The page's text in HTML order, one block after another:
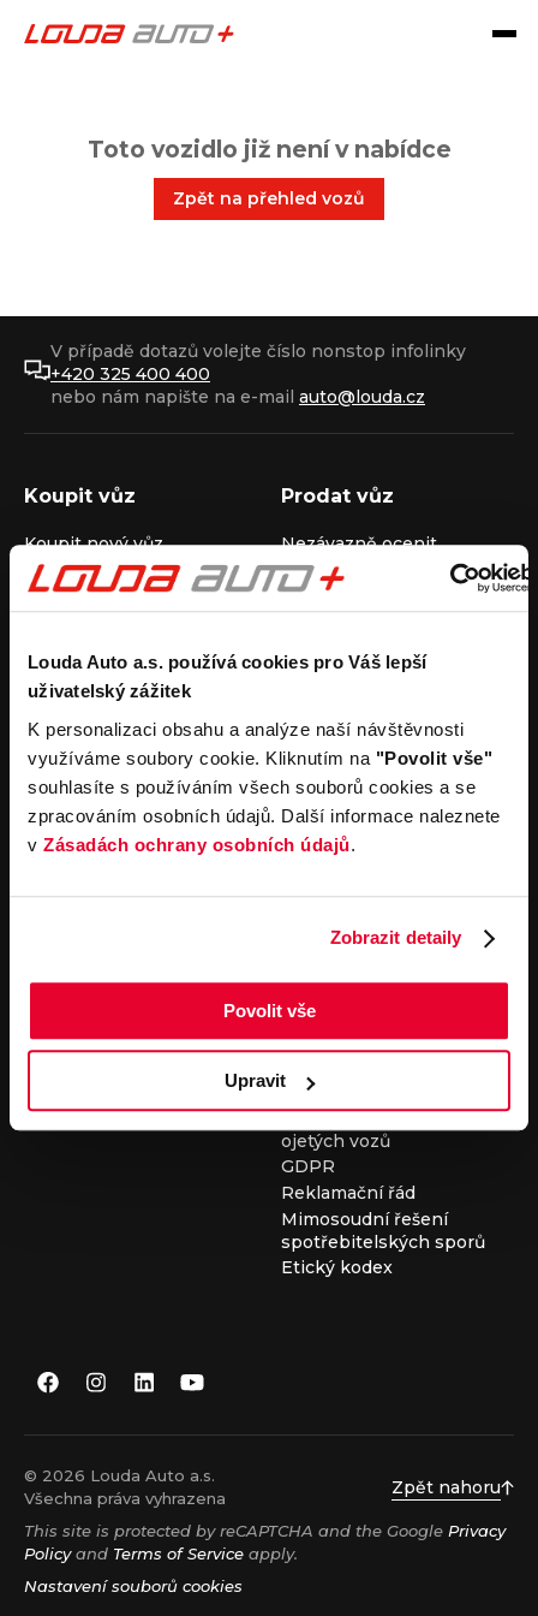
Louda Auto a.s. používá cookies pro Váš lepší
uživatelský zážitek
K personalizaci obsahu a analýze naší návštěvnosti
využíváme soubory cookie. Kliknutím na "Povolit vše"
souhlasíte s používáním všech souborů cookies a se
zpracováním osobních údajů. Další informace naleznete
v Zásadách ochrany osobních údajů.
Zobrazit detaily
Povolit vše
Upravit
Toto vozidlo již není v nabídce
Zpět na přehled vozů
V případě dotazů volejte číslo nonstop infolinky
+420 325 400 400
nebo nám napište na e-mail auto@louda.cz
Koupit vůz
Koupit nový vůz
Koupit ojetý vůz
Koupit užitkový vůz
Prodat vůz
Nezávazně ocenit
Průběh výkupu vozu
Pronájem
Carsharing
Autopůjčovna
Operativní leasing
Společnost
Louda Auto+ Poděbrady
Obytné vozy
Novinky
Kariéra
Servisní služby
Servis
Důležité odkazy
Cookies
Všeobecné obchodní
podmínky pro online
vozidel
Všeobecné obchodní
podmínky pro provádění
servisních prací
Všeobecné obchodní
podmínky při nákupu
ojetých vozů
GDPR
Reklamační řád
Mimosoudní řešení
spotřebitelských sporů
Etický kodex
© 2026 Louda Auto a.s.
Všechna práva vyhrazena
Zpět nahoru
This site is protected by reCAPTCHA and the Google Privacy
Policyand Terms of Service apply.
Nastavení souborů cookies